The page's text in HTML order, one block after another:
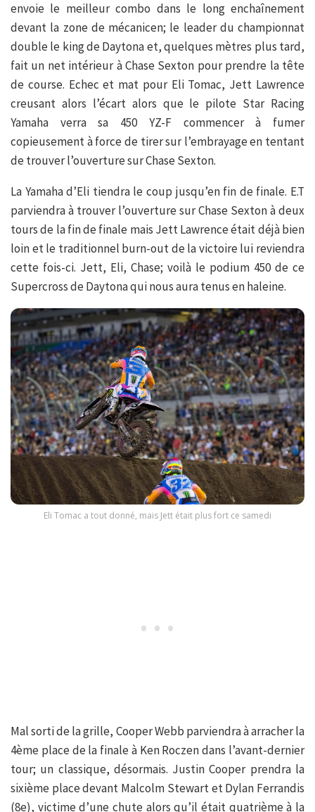
envoie le meilleur combo dans le long enchaînement
devant la zone de mécanicen; le leader du championnat
double le king de Daytona et, quelques mètres plus tard,
fait un net intérieur à Chase Sexton pour prendre la tête
de course. Echec et mat pour Eli Tomac, Jett Lawrence
creusant alors l’écart alors que le pilote Star Racing
Yamaha verra sa 450 YZ-F commencer à fumer
copieusement à force de tirer sur l’embrayage en tentant
de trouver l’ouverture sur Chase Sexton.
La Yamaha d’Eli tiendra le coup jusqu’en fin de finale. E.T
parviendra à trouver l’ouverture sur Chase Sexton à deux
tours de la fin de finale mais Jett Lawrence était déjà bien
loin et le traditionnel burn-out de la victoire lui reviendra
cette fois-ci. Jett, Eli, Chase; voilà le podium 450 de ce
Supercross de Daytona qui nous aura tenus en haleine.
Eli Tomac a tout donné, mais Jett était plus fort ce samedi
Mal sorti de la grille, Cooper Webb parviendra à arracher la
4ème place de la finale à Ken Roczen dans l’avant-dernier
tour; un classique, désormais. Justin Cooper prendra la
sixième place devant Malcolm Stewart et Dylan Ferrandis
(8e), victime d’une chute alors qu’il était quatrième à la